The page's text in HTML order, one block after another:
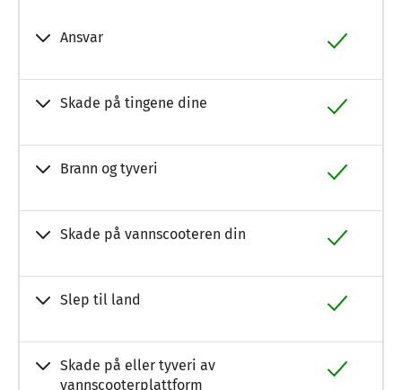
Ansvar
Skade på tingene dine
Brann og tyveri
Skade på vannscooteren din
Slep til land
Skade på eller tyveri av
vannscooterplattform